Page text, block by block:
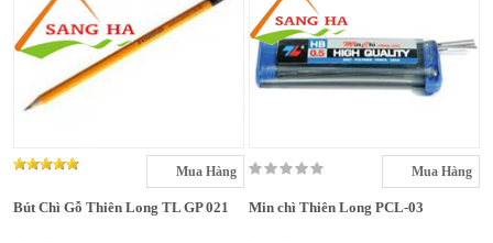
Mua Hàng
Bút Chì Gỗ Thiên Long TL GP 021
Mua Hàng
Min chì Thiên Long PCL-03